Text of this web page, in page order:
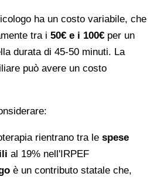
ha un costo variabile, che
tra i 50€ e i 100€ per un
durata di 45-50 minuti. La
può avere un costo
rientrano tra le spese
al 19% nell'IRPEF
è un contributo statale che,